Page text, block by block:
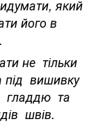
який
його в
не тільки
вишивку
гладдю та
швів.